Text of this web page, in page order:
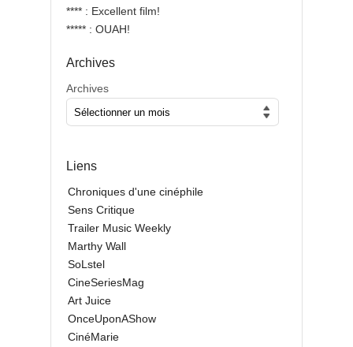
**** : Excellent film!
***** : OUAH!
Archives
Archives
Liens
Chroniques d'une cinéphile
Sens Critique
Trailer Music Weekly
Marthy Wall
SoLstel
CineSeriesMag
Art Juice
OnceUponAShow
CinéMarie